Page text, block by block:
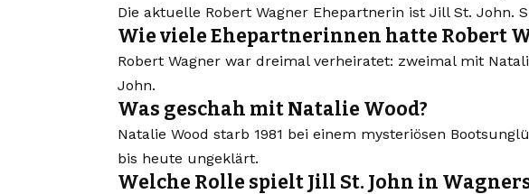
Die aktuelle Robert Wagner Ehepartnerin ist Jill St. John.
Wie viele Ehepartnerinnen hatte Robert
Robert Wagner war dreimal verheiratet: zweimal mit
John.
Was geschah mit Natalie Wood?
Natalie Wood starb 1981 bei einem mysteriösen
bis heute ungeklärt.
Welche Rolle spielt Jill St. John in